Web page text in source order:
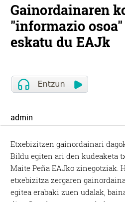
Gainordainaren
"informazio
eskatu du EAJk
admin
Etxebizitzen gainordainari
Bildu egiten ari den kudeaketa
Maite Peña EAJko zinegotziak.
etxebizitza zergaren
egitea erabaki zuen udalak,